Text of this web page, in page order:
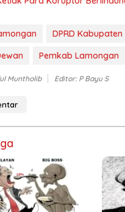
DPRD
Pemkab Lamongan
Muntholib Editor: P Bayu S